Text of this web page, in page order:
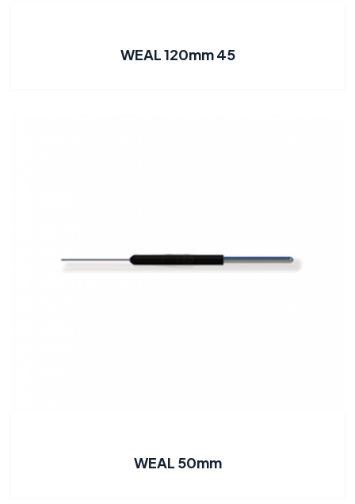
WEAL 120mm 45
WEAL 50mm